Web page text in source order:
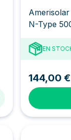
N-Type
EN
144,00 €